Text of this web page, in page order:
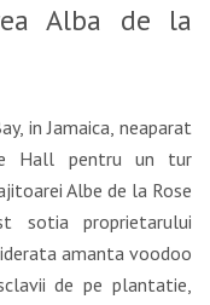
Alba de la
in Jamaica, neaparat
Hall pentru un tur
Albe de la Rose
sotia proprietarului
amanta voodoo
de pe plantatie,